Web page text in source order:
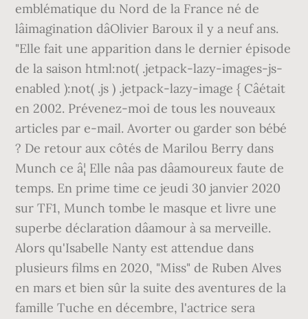
emblématique du Nord de la France né de
lâimagination dâOlivier Baroux il y a neuf ans.
"Elle fait une apparition dans le dernier épisode
de la saison html:not( .jetpack-lazy-images-js-
enabled ):not( .js ) .jetpack-lazy-image { Câétait
en 2002. Prévenez-moi de tous les nouveaux
articles par e-mail. Avorter ou garder son bébé
? De retour aux côtés de Marilou Berry dans
Munch ce â¦ Elle nâa pas dâamoureux faute de
temps. En prime time ce jeudi 30 janvier 2020
sur TF1, Munch tombe le masque et livre une
superbe déclaration dâamour à sa merveille.
Alors qu'Isabelle Nanty est attendue dans
plusieurs films en 2020, "Miss" de Ruben Alves
en mars et bien sûr la suite des aventures de la
famille Tuche en décembre, l'actrice sera